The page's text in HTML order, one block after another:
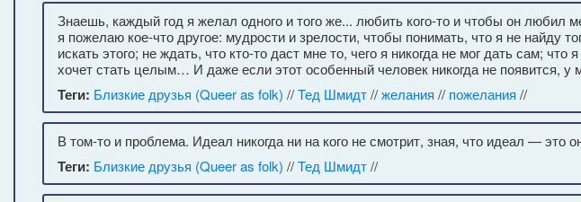
Знаешь, каждый год я желал одного и того же... любить кого-то и чтобы он любил
я пожелаю кое-что другое: мудрости и зрелости, чтобы понимать, что я не найду
искать этого; не ждать, что кто-то даст мне то, чего я никогда не мог дать сам; что
хочет стать целым… И даже если этот особенный человек никогда не появится, у
Теги: Близкие друзья (Queer as folk) //Тед Шмидт//желания // пожелания //
В том-то и проблема. Идеал никогда ни на кого не смотрит, зная, что идеал — это
Теги: Близкие друзья (Queer as folk) //Тед Шмидт//